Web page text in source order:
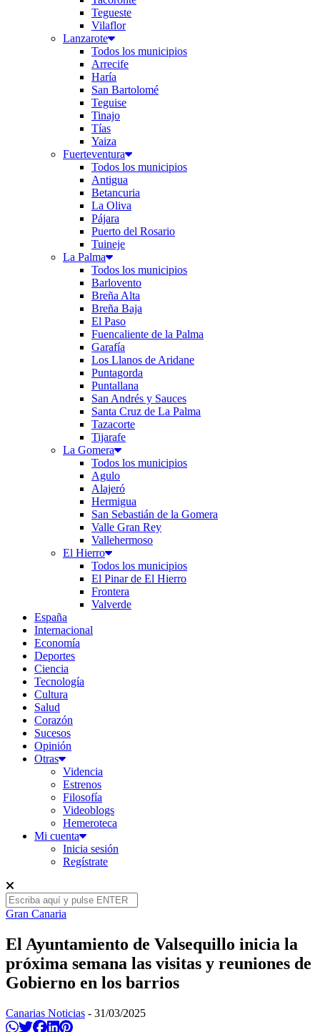
Tegueste
Vilaflor
Lanzarote
Todos los municipios
Arrecife
Haría
San Bartolomé
Teguise
Tinajo
Tías
Yaiza
Fuerteventura
Todos los municipios
Antigua
Betancuria
La Oliva
Pájara
Puerto del Rosario
Tuineje
La Palma
Todos los municipios
Barlovento
Breña Alta
Breña Baja
El Paso
Fuencaliente de la Palma
Garafía
Los Llanos de Aridane
Puntagorda
Puntallana
San Andrés y Sauces
Santa Cruz de La Palma
Tazacorte
Tijarafe
La Gomera
Todos los municipios
Agulo
Alajeró
Hermigua
San Sebastián de la Gomera
Valle Gran Rey
Vallehermoso
El Hierro
Todos los municipios
El Pinar de El Hierro
Frontera
Valverde
España
Internacional
Economía
Deportes
Ciencia
Tecnología
Cultura
Salud
Corazón
Sucesos
Opinión
Otras
Videncia
Estrenos
Filosofía
Videoblogs
Hemeroteca
Mi cuenta
Inicia sesión
Regístrate
Gran Canaria
El Ayuntamiento de Valsequillo inicia la
próxima semana las visitas y reuniones de
Gobierno en los barrios
Canarias Noticias - 31/03/2025
Compartir en Whatsapp
Twittear
Compartir en Facebook
Compartir en Linkedin
Compartir en Pinterest